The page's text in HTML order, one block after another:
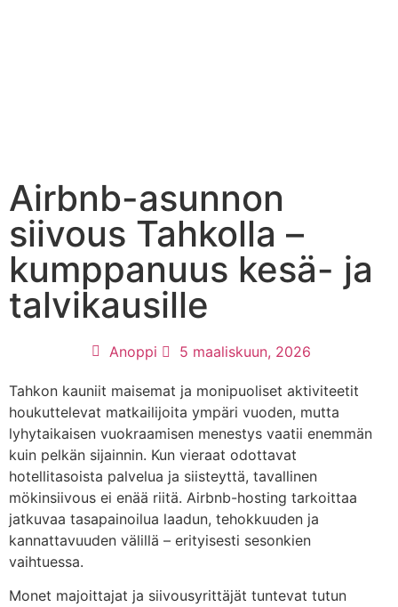
Airbnb-asunnon
siivous Tahkolla –
kumppanuus kesä- ja
talvikausille
Anoppi 5 maaliskuun, 2026
Tahkon kauniit maisemat ja monipuoliset aktiviteetit
houkuttelevat matkailijoita ympäri vuoden, mutta
lyhytaikaisen vuokraamisen menestys vaatii enemmän
kuin pelkän sijainnin. Kun vieraat odottavat
hotellitasoista palvelua ja siisteyttä, tavallinen
mökinsiivous ei enää riitä. Airbnb-hosting tarkoittaa
jatkuvaa tasapainoilua laadun, tehokkuuden ja
kannattavuuden välillä – erityisesti sesonkien
vaihtuessa.
Monet majoittajat ja siivousyrittäjät tuntevat tutun